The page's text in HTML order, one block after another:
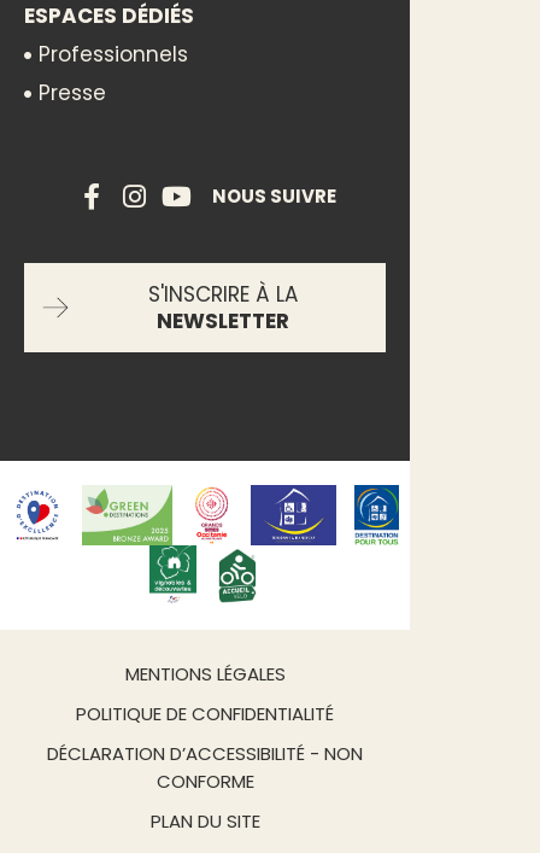
ESPACES DÉDIÉS
Professionnels
Presse
NOUS SUIVRE
S'INSCRIRE À LA
NEWSLETTER
MENTIONS LÉGALES
POLITIQUE DE CONFIDENTIALITÉ
DÉCLARATION D’ACCESSIBILITÉ - NON
CONFORME
PLAN DU SITE